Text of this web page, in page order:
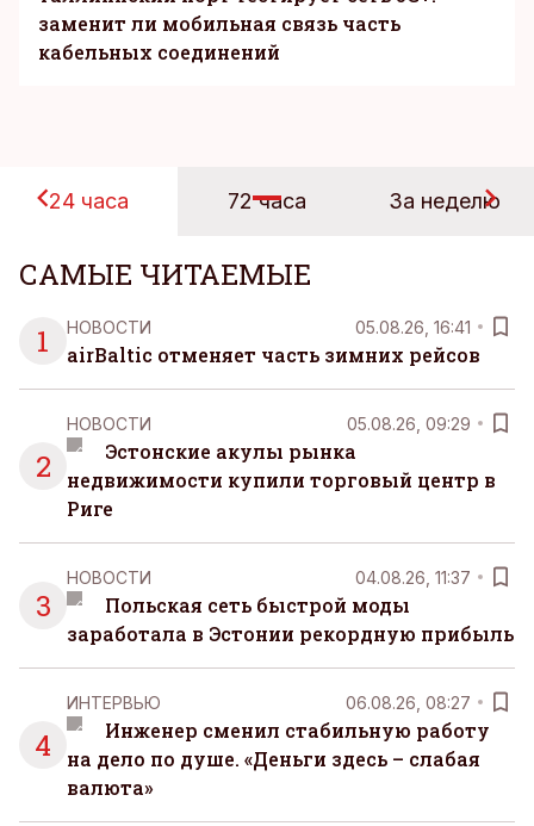
заменит ли мобильная связь часть
кабельных соединений
24 часа 72 часа За неделю
САМЫЕ ЧИТАЕМЫЕ
1
НОВОСТИ 05.08.26, 16:41
airBaltic отменяет часть зимних рейсов
2
НОВОСТИ 05.08.26, 09:29
Эстонские акулы рынка
недвижимости купили торговый центр в
Риге
3
НОВОСТИ 04.08.26, 11:37
Польская сеть быстрой моды
заработала в Эстонии рекордную прибыль
4
ИНТЕРВЬЮ 06.08.26, 08:27
Инженер сменил стабильную работу
на дело по душе. «Деньги здесь – слабая
валюта»